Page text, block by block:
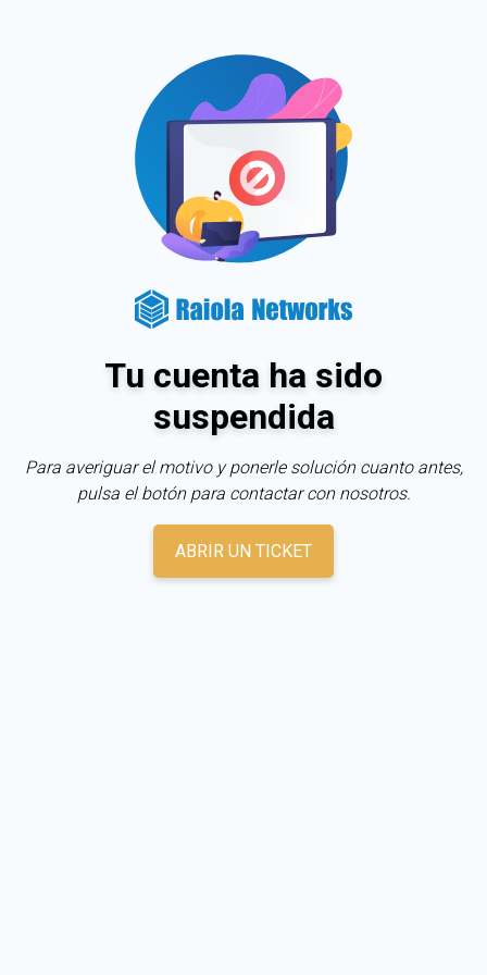
Tu cuenta ha sido
suspendida
Para averiguar el motivo y ponerle solución cuanto antes,
pulsa el botón para contactar con nosotros.
ABRIR UN TICKET